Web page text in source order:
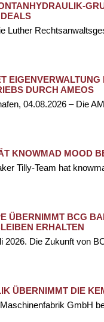
Luther
DURCH AMEOS
04.08.2026 – Die
KNOWMAD MOOD
Tilly-Team hat
ÜBERNIMMT BCG
ERHALTEN
2026. Die Zukunft von
ÜBERNIMMT DIE
GmbH